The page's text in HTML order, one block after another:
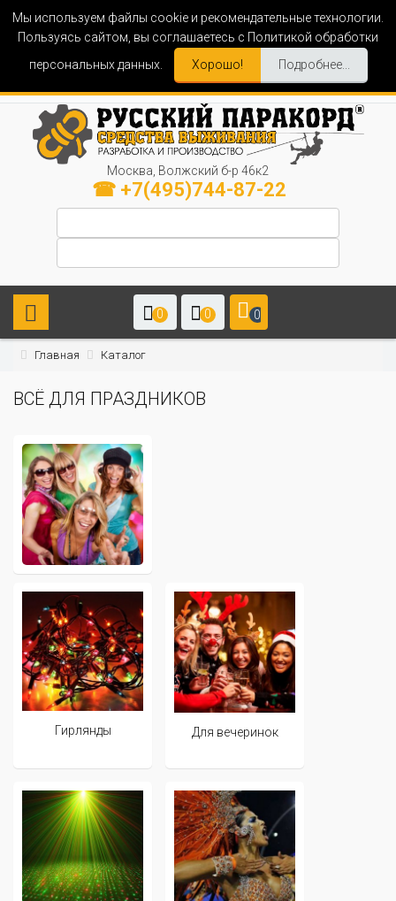
Мы используем файлы cookie и рекомендательные технологии.
Пользуясь сайтом, вы соглашаетесь с Политикой обработки
персональных данных.
Хорошо! Подробнее...
Москва, Волжский б-р 46к2
☎ +7(495)744-87-22
0 0 0
Главная Каталог
ВСЁ ДЛЯ ПРАЗДНИКОВ
Гирлянды Для вечеринок